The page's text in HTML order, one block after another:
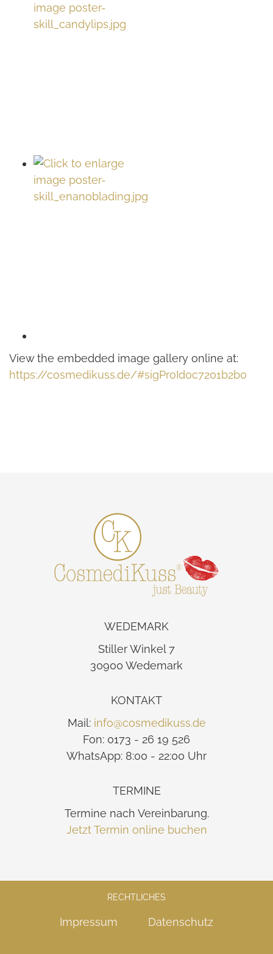
View the embedded image gallery online at:
https://cosmedikuss.de/#sigProId0c7201b2b0
WEDEMARK
Stiller Winkel 7
30900 Wedemark
KONTAKT
Mail: info@cosmedikuss.de
Fon: 0173 - 26 19 526
WhatsApp: 8:00 - 22:00 Uhr
TERMINE
Termine nach Vereinbarung.
Jetzt Termin online buchen
RECHTLICHES
Impressum Datenschutz